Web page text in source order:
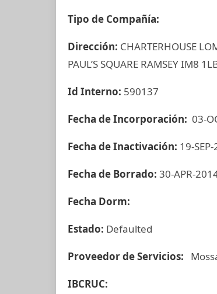
Tipo de Compañía:
Dirección: CHARTERHOUSE
PAUL’S SQUARE RAMSEY IM8
Id Interno: 590137
Fecha de Incorporación: 03-
Fecha de Inactivación: 19-
Fecha de Borrado: 30-APR-
Fecha Dorm:
Estado: Defaulted
Proveedor de Servicios:
IBCRUC: